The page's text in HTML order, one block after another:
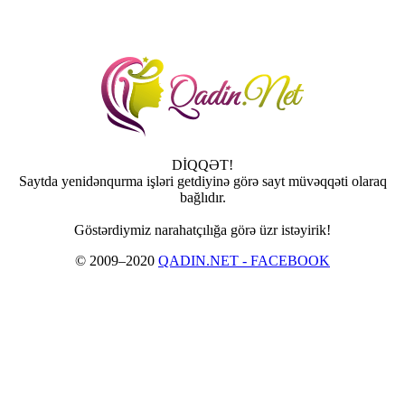
DİQQƏT!
Saytda yenidənqurma işləri getdiyinə görə sayt müvəqqəti olaraq
bağlıdır.
Göstərdiymiz narahatçılığa görə üzr istəyirik!
© 2009–2020 QADIN.NET - FACEBOOK